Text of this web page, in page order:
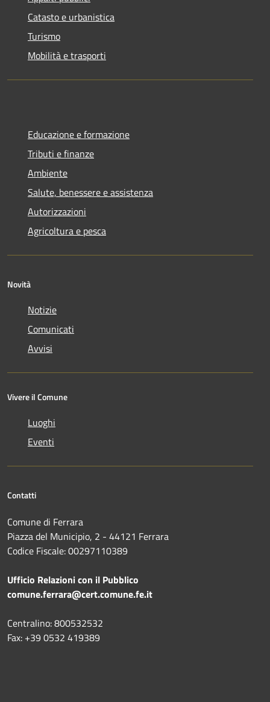
Catasto e urbanistica
Turismo
Mobilità e trasporti
Educazione e formazione
Tributi e finanze
Ambiente
Salute, benessere e assistenza
Autorizzazioni
Agricoltura e pesca
Novità
Notizie
Comunicati
Avvisi
Vivere il Comune
Luoghi
Eventi
Contatti
Comune di Ferrara
Piazza del Municipio, 2 - 44121 Ferrara
Codice Fiscale: 00297110389
Ufficio Relazioni con il Pubblico
comune.ferrara@cert.comune.fe.it
Centralino: 800532532
Fax: +39 0532 419389